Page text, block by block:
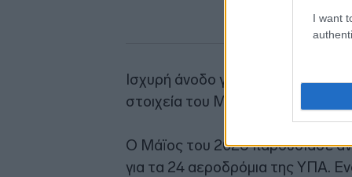
I want
Ισχυρή άνοδο για τα αεροδρόμια
στοιχεία του Μαΐου, ρεκόρ
Ο Μάϊος του 2026 παρουσίασε
για τα 24 αεροδρόμια της ΥΠΑ.